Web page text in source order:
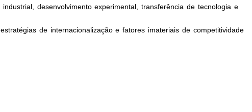
desenvolvimento experimental, transferência de tecnologia e
de internacionalização e fatores imateriais de competitividade